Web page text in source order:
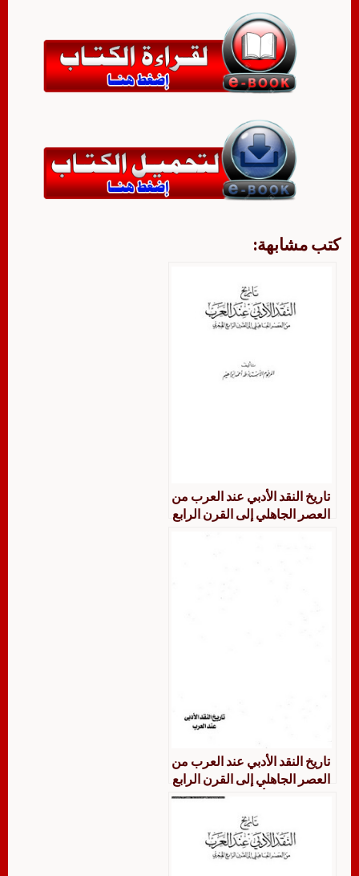
كتب مشابهة:
تاريخ النقد الأدبي عند العرب من
العصر الجاهلي إلى القرن الرابع
تاريخ النقد الأدبي عند العرب من
العصر الجاهلي إلى القرن الرابع
الهجري لطه أحمد إبراهيم